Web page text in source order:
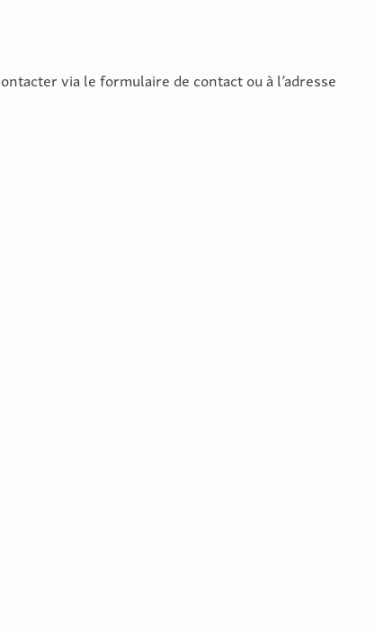
via le formulaire de contact ou à l’adresse